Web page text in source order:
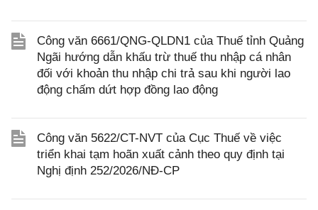
Công văn 6661/QNG-QLDN1 của Thuế tỉnh Quảng
Ngãi hướng dẫn khấu trừ thuế thu nhập cá nhân
đối với khoản thu nhập chi trả sau khi người lao
động chấm dứt hợp đồng lao động
Công văn 5622/CT-NVT của Cục Thuế về việc
triển khai tạm hoãn xuất cảnh theo quy định tại
Nghị định 252/2026/NĐ-CP